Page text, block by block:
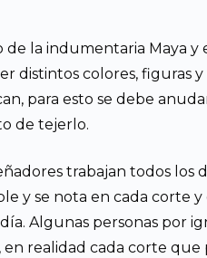
la indumentaria Maya
distintos colores, figuras
para esto se debe
de tejerlo.
trabajan todos
y se nota en cada corte
Algunas personas por
en realidad cada corte